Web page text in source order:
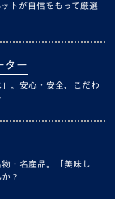
トが自信をもって厳選
ター
。安心・安全、こだわ
・名産品。「美味し
？